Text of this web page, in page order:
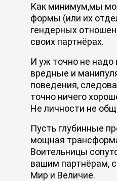
Как минимум,мы
формы (или их
гендерных
своих партнёрах.
И уж точно не надо
вредные и
поведения,
точно ничего
Не личности не
Пусть глубинные
мощная
Воительницы
вашим партнёрам,
Мир и Величие.